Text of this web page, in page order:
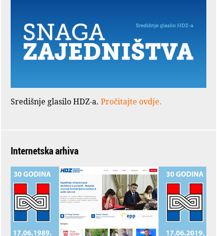
Središnje glasilo HDZ-a. Pročitajte ovdje.
Internetska arhiva